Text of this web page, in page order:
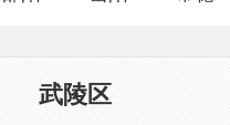
武陵区